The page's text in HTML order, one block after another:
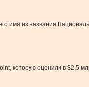
имя из названия
которую оценили в $2,5